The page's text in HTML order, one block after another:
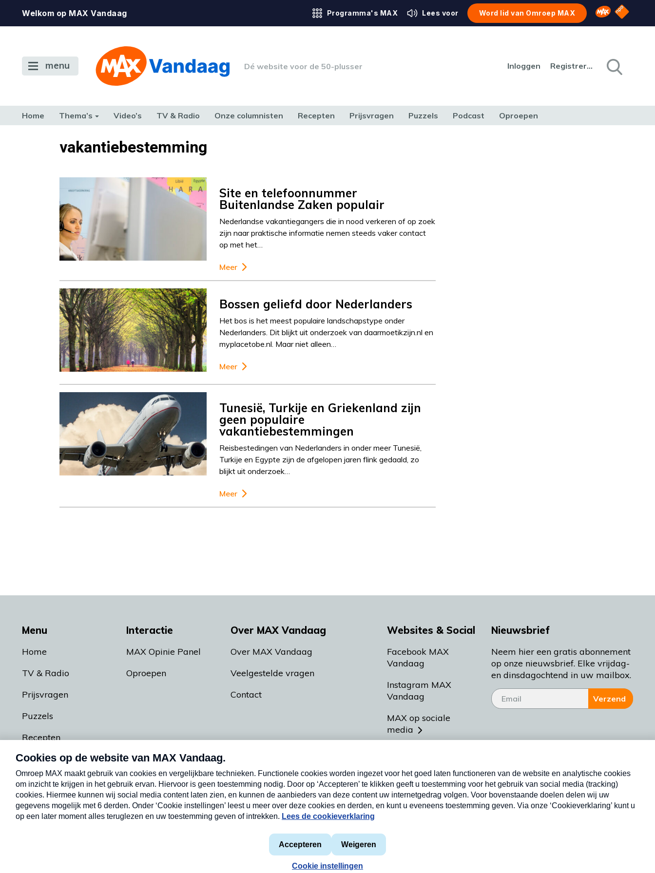
Welkom op MAX Vandaag Programma's MAX Lees voor Word lid van Omroep MAX Omroep MAX
NPO
menu Dé website voor de 50-plusser Inloggen Registreren
Home Thema’s Video’s TV & Radio Onze columnisten Recepten Prijsvragen Puzzels Podcast Oproepen
TERUG NAAR TOENvakantiebestemming
Site en telefoonnummer
Buitenlandse Zaken populair
Nederlandse vakantiegangers die in nood verkeren of op zoek
zijn naar praktische informatie nemen steeds vaker contact
op met het…
Meer
Bossen geliefd door Nederlanders
Het bos is het meest populaire landschapstype onder
Nederlanders. Dit blijkt uit onderzoek van daarmoetikzijn.nl en
myplacetobe.nl. Maar niet alleen…
Meer
Tunesië, Turkije en Griekenland zijn
geen populaire
vakantiebestemmingen
Reisbestedingen van Nederlanders in onder meer Tunesië,
Turkije en Egypte zijn de afgelopen jaren flink gedaald, zo
blijkt uit onderzoek…
Meer
Menu
Home
TV & Radio
Prijsvragen
Puzzels
Recepten
Podcasts
Interactie
MAX Opinie Panel
Oproepen
Over MAX Vandaag
Over MAX Vandaag
Veelgestelde vragen
Contact
Websites & Social
Facebook MAX
Vandaag
Instagram MAX
Vandaag
MAX op sociale
media
Meldpunt Actueel
Heel Holland Bakt
Nieuwsbrief
Neem hier een gratis abonnement
op onze nieuwsbrief. Elke vrijdag-
en dinsdagochtend in uw mailbox.
Verzend
Privacyverklaring
Cookieverklaring
Nieuwsbrief
Neem hier een gratis abonnement op onze